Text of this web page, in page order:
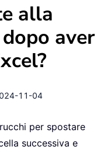
alla
aver
11-04
per spostare
successiva e